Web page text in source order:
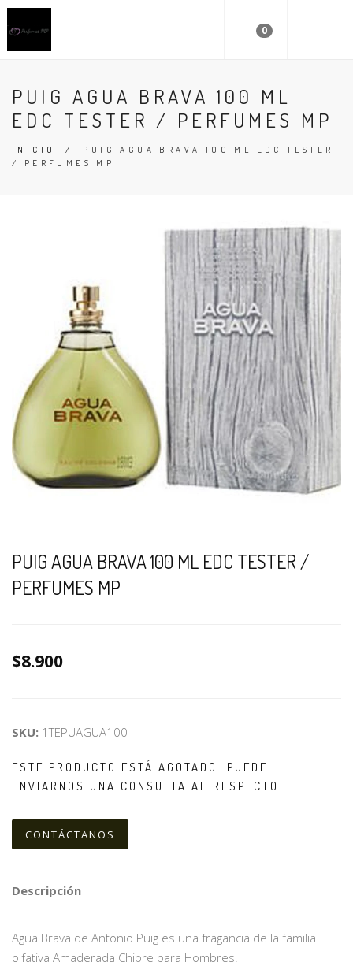
0
PUIG AGUA BRAVA 100 ML
EDC TESTER / PERFUMES MP
INICIO / PUIG AGUA BRAVA 100 ML EDC TESTER
/ PERFUMES MP
PUIG AGUA BRAVA 100 ML EDC TESTER /
PERFUMES MP
$8.900
SKU: 1TEPUAGUA100
ESTE PRODUCTO ESTÁ AGOTADO. PUEDE
ENVIARNOS UNA CONSULTA AL RESPECTO.
CONTÁCTANOS
Descripción
Agua Brava de Antonio Puig es una fragancia de la familia
olfativa Amaderada Chipre para Hombres.